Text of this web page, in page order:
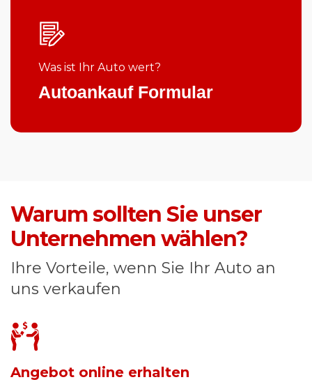
Was ist Ihr Auto wert?
Autoankauf Formular
Warum sollten Sie unser
Unternehmen wählen?
Ihre Vorteile, wenn Sie Ihr Auto an
uns verkaufen
Angebot online erhalten